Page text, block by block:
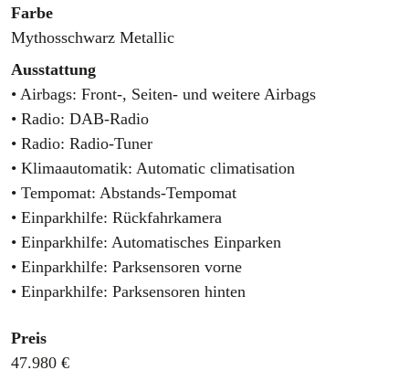
Farbe
Mythosschwarz Metallic
Ausstattung
• Airbags: Front-, Seiten- und weitere Airbags
• Radio: DAB-Radio
• Radio: Radio-Tuner
• Klimaautomatik: Automatic climatisation
• Tempomat: Abstands-Tempomat
• Einparkhilfe: Rückfahrkamera
• Einparkhilfe: Automatisches Einparken
• Einparkhilfe: Parksensoren vorne
• Einparkhilfe: Parksensoren hinten
Preis
47.980 €